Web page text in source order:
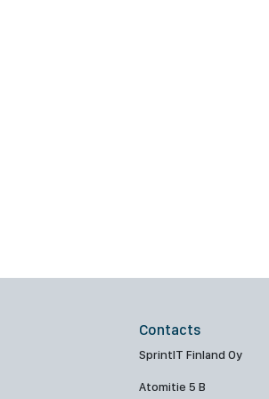
Contacts
SprintIT Finland Oy
Atomitie 5 B